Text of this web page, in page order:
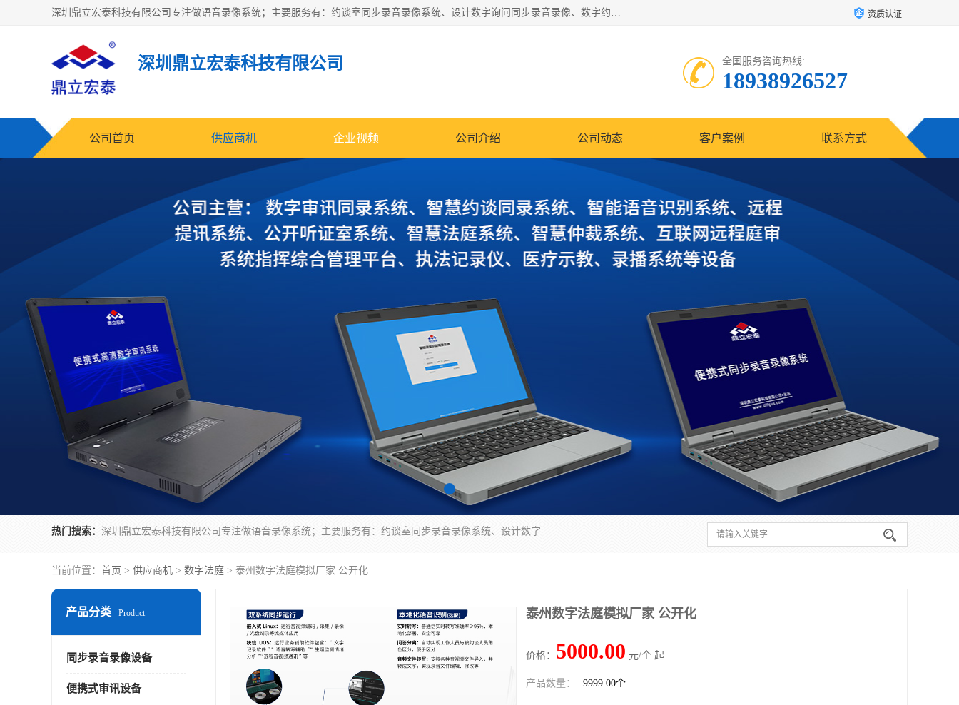
深圳鼎立宏泰科技有限公司专注做语音录像系统；主要服务有：约谈室同步录音录像系统、设计数字询问同步录音录像、数字约谈室同步录音录像、公开听证室、智慧庭审、智能语音识别转写、远程提讯（提审）、记录仪、远程指挥综合管理平台、录播系统等 资质认证
深圳鼎立宏泰科技有限公司 全国服务咨询热线:
18938926527
公司首页 供应商机 企业视频 公司介绍 公司动态 客户案例 联系方式
热门搜索： 深圳鼎立宏泰科技有限公司专注做语音录像系统；主要服务有：约谈室同步录音录像系统、设计数字询问同步录音录像、数字约谈室同步录音录像、公开听证室、智慧庭审、智能语音识别转写、远程提讯（提审）、记录仪、远程指挥综合管理平台、录播系统等
当前位置： 首页 > 供应商机 > 数字法庭 > 泰州数字法庭模拟厂家 公开化
产品分类 Product
同步录音录像设备
便携式审讯设备
泰州数字法庭模拟厂家 公开化
价格： 5000.00 元/个 起
产品数量： 9999.00个